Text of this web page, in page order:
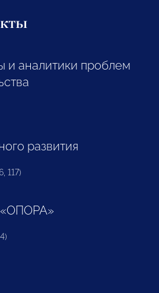
и аналитики проблем
развития
117)